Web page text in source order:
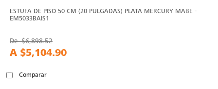
ESTUFA DE PISO 50 CM (20 PULGADAS) PLATA MERCURY MABE -
EM5033BAIS1
De$6,898.52
A $5,104.90
Comparar